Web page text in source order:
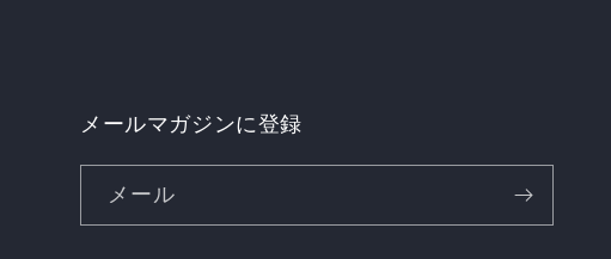
メールマガジンに登録
メール